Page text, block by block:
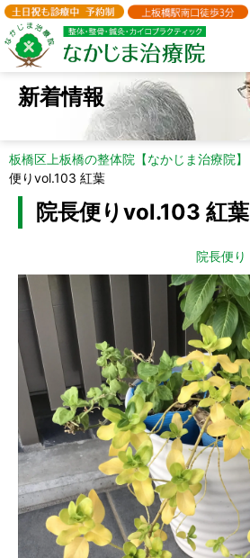
新着情報
板橋区上板橋の整体院【なかじま治療院】
便りvol.103 紅葉
院長便りvol.103 紅葉
院長便り